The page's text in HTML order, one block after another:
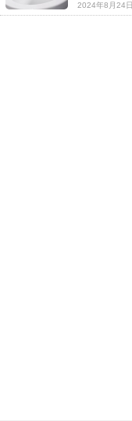
2024年8月24日